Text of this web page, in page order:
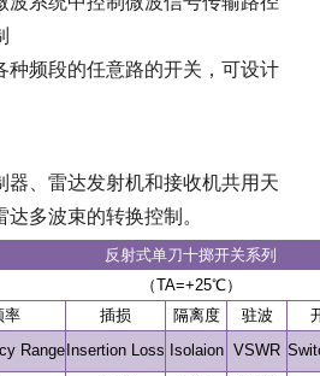
频段的任意路的开关，可设计
器、雷达发射机和接收机共用天
多波束的转换控制。
反射式单刀十掷开关系列
（TA=+25℃）
率 插损 隔离度 驻波
Range Insertion Loss Isolaion VSWR